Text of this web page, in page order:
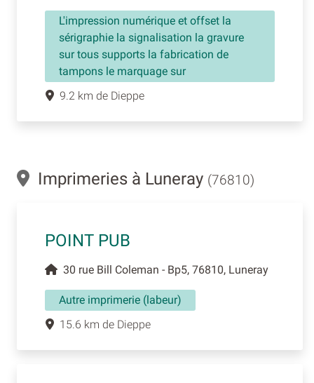
L'impression numérique et offset la
sérigraphie la signalisation la gravure
sur tous supports la fabrication de
tampons le marquage sur
9.2 km de Dieppe
Imprimeries à Luneray (76810)
POINT PUB
30 rue Bill Coleman - Bp5, 76810, Luneray
Autre imprimerie (labeur)
15.6 km de Dieppe